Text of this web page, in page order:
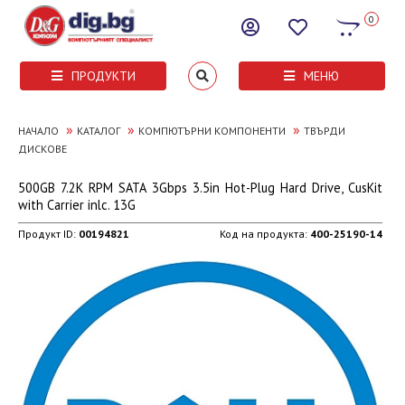
0
ПРОДУКТИ МЕНЮ
НАЧАЛО » КАТАЛОГ » КОМПЮТЪРНИ КОМПОНЕНТИ » ТВЪРДИ
ДИСКОВЕ
500GB 7.2K RPM SATA 3Gbps 3.5in Hot-Plug Hard Drive, CusKit
with Carrier inlc. 13G
Продукт ID: 00194821 Код на продукта: 400-25190-14